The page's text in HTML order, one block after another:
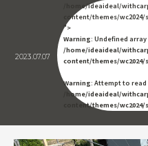
2023.07.07
/home/ideaideal/
content/themes/
">
Warning: Undefined array
/home/ideaideal/
content/themes/wc2024/
Warning: Attempt to
/home/ideaideal/
content/themes/